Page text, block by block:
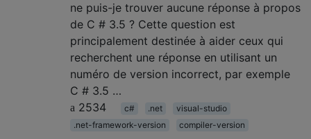
ne puis-je trouver aucune réponse à propos
de C # 3.5 ? Cette question est
principalement destinée à aider ceux qui
recherchent une réponse en utilisant un
numéro de version incorrect, par exemple
C # 3.5 …
2534
c# .net
visual-studio
.net-framework-version
compiler-version